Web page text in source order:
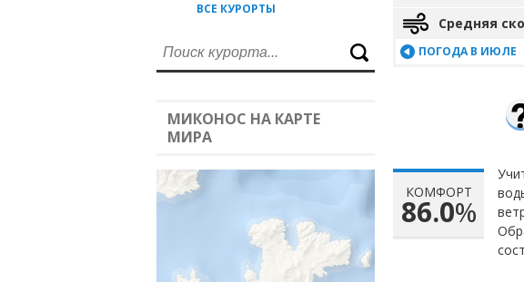
ВСЕ КУРОРТЫ
МИКОНОС НА КАРТЕ
МИРА
Средняя
ПОГОДА В ИЮЛЕ
КОМФОРТ
86.0%